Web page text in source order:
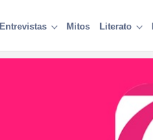
Entrevistas Mitos Literato